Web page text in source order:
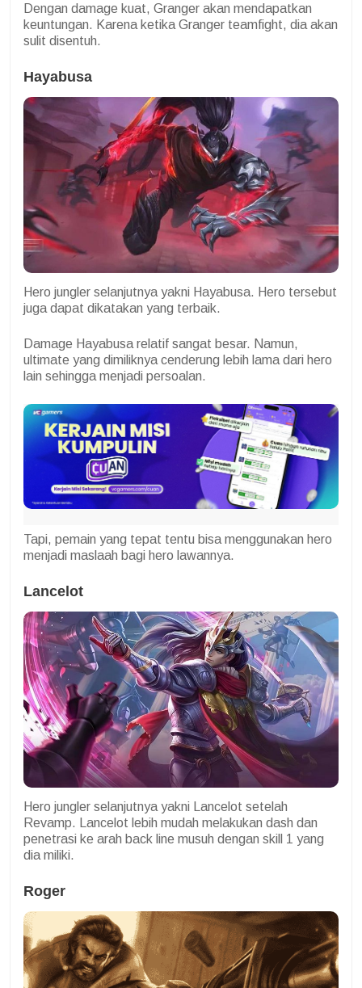
Dengan damage kuat, Granger akan mendapatkan
keuntungan. Karena ketika Granger teamfight, dia akan
sulit disentuh.
Hayabusa
Hero jungler selanjutnya yakni Hayabusa. Hero tersebut
juga dapat dikatakan yang terbaik.
Damage Hayabusa relatif sangat besar. Namun,
ultimate yang dimiliknya cenderung lebih lama dari hero
lain sehingga menjadi persoalan.
Tapi, pemain yang tepat tentu bisa menggunakan hero
menjadi maslaah bagi hero lawannya.
Lancelot
Hero jungler selanjutnya yakni Lancelot setelah
Revamp. Lancelot lebih mudah melakukan dash dan
penetrasi ke arah back line musuh dengan skill 1 yang
dia miliki.
Roger